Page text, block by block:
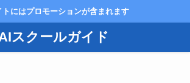
トにはプロモーションが含まれます
スクールガイド